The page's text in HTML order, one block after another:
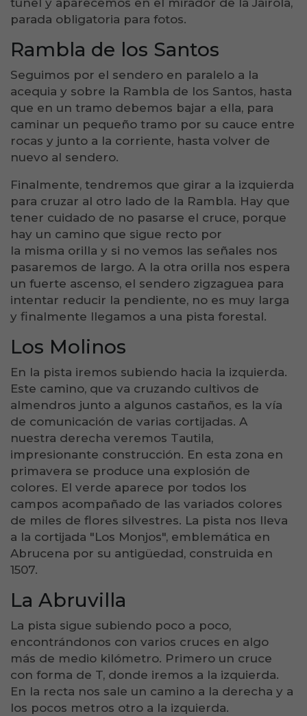
parada obligatoria para fotos.
Rambla de los Santos
Seguimos por el sendero en paralelo a la
acequia y sobre la Rambla de los Santos, hasta
que en un tramo debemos bajar a ella, para
caminar un pequeño tramo por su cauce entre
rocas y junto a la corriente, hasta volver de
nuevo al sendero.
Finalmente, tendremos que girar a la izquierda
para cruzar al otro lado de la Rambla. Hay que
tener cuidado de no pasarse el cruce, porque
hay un camino que sigue recto por
la misma orilla y si no vemos las señales nos
pasaremos de largo. A la otra orilla nos espera
un fuerte ascenso, el sendero zigzaguea para
intentar reducir la pendiente, no es muy larga
y finalmente llegamos a una pista forestal.
Los Molinos
En la pista iremos subiendo hacia la izquierda.
Este camino, que va cruzando cultivos de
almendros junto a algunos castaños, es la vía
de comunicación de varias cortijadas. A
nuestra derecha veremos Tautila,
impresionante construcción. En esta zona en
primavera se produce una explosión de
colores. El verde aparece por todos los
campos acompañado de las variados colores
de miles de flores silvestres. La pista nos lleva
a la cortijada "Los Monjos", emblemática en
Abrucena por su antigüedad, construida en
1507.
La Abruvilla
La pista sigue subiendo poco a poco,
encontrándonos con varios cruces en algo
más de medio kilómetro. Primero un cruce
con forma de T, donde iremos a la izquierda.
En la recta nos sale un camino a la derecha y a
los pocos metros otro a la izquierda.